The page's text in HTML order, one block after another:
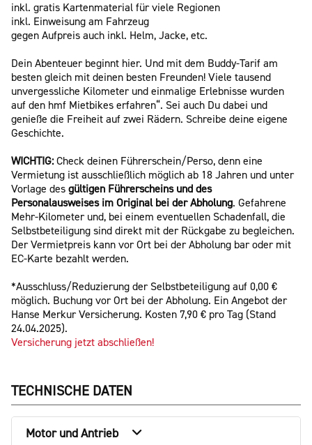
inkl. gratis Kartenmaterial für viele Regionen
inkl. Einweisung am Fahrzeug
gegen Aufpreis auch inkl. Helm, Jacke, etc.
Dein Abenteuer beginnt hier. Und mit dem Buddy-Tarif am
besten gleich mit deinen besten Freunden! Viele tausend
unvergessliche Kilometer und einmalige Erlebnisse wurden
auf den hmf Mietbikes erfahren“. Sei auch Du dabei und
genieße die Freiheit auf zwei Rädern. Schreibe deine eigene
Geschichte.
WICHTIG:Check deinen Führerschein/Perso, denn eine
Vermietung ist ausschließlich möglich ab 18 Jahren und unter
Vorlage des gültigen Führerscheins und des
Personalausweises im Original bei der Abholung. Gefahrene
Mehr-Kilometer und, bei einem eventuellen Schadenfall, die
Selbstbeteiligung sind direkt mit der Rückgabe zu begleichen.
Der Vermietpreis kann vor Ort bei der Abholung bar oder mit
EC-Karte bezahlt werden.
*Ausschluss/Reduzierung der Selbstbeteiligung auf 0,00 €
möglich. Buchung vor Ort bei der Abholung. Ein Angebot der
Hanse Merkur Versicherung. Kosten 7,90 € pro Tag (Stand
24.04.2025).
Versicherung jetzt abschließen!
TECHNISCHE DATEN
Motor und Antrieb